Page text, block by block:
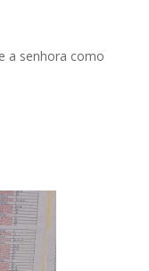
a senhora como